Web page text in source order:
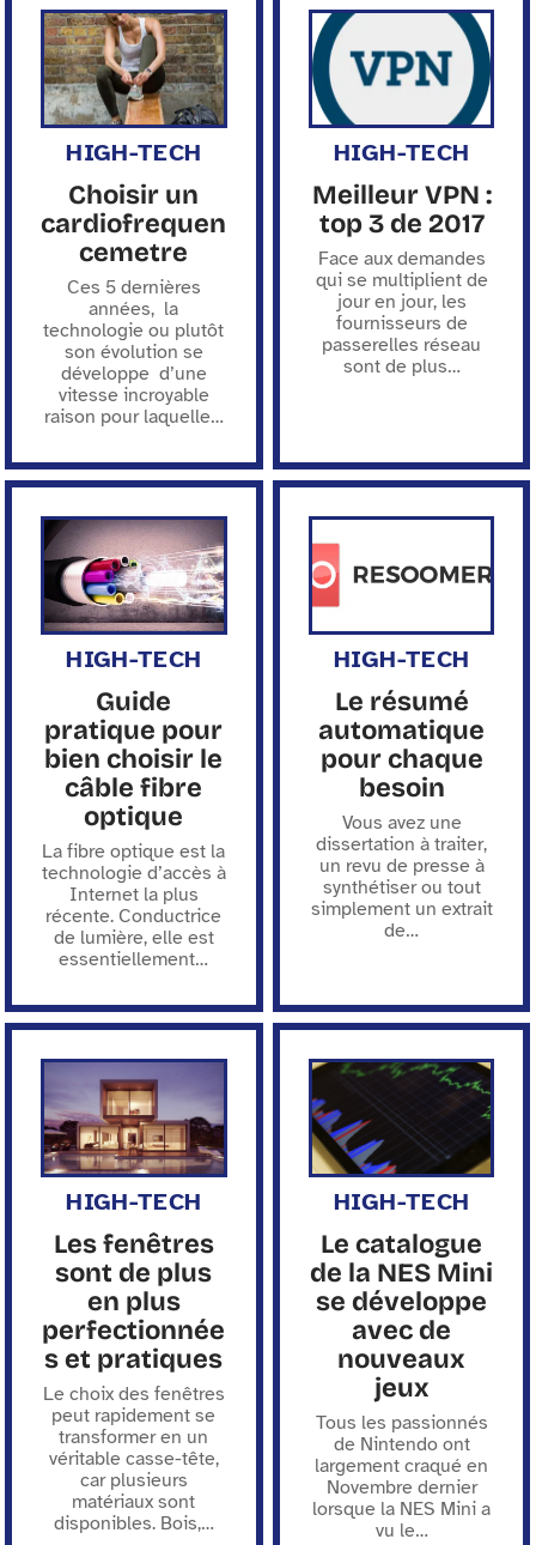
HIGH-TECH
Choisir un
cardiofrequen
cemetre
Ces 5 dernières
années, la
technologie ou plutôt
son évolution se
développe d’une
vitesse incroyable
raison pour laquelle…
HIGH-TECH
Meilleur VPN :
top 3 de 2017
Face aux demandes
qui se multiplient de
jour en jour, les
fournisseurs de
passerelles réseau
sont de plus…
HIGH-TECH
Guide
pratique pour
bien choisir le
câble fibre
optique
La fibre optique est la
technologie d’accès à
Internet la plus
récente. Conductrice
de lumière, elle est
essentiellement…
HIGH-TECH
Le résumé
automatique
pour chaque
besoin
Vous avez une
dissertation à traiter,
un revu de presse à
synthétiser ou tout
simplement un extrait
de…
HIGH-TECH
Les fenêtres
sont de plus
en plus
perfectionnée
s et pratiques
Le choix des fenêtres
peut rapidement se
transformer en un
véritable casse-tête,
car plusieurs
matériaux sont
disponibles. Bois,…
HIGH-TECH
Le catalogue
de la NES Mini
se développe
avec de
nouveaux
jeux
Tous les passionnés
de Nintendo ont
largement craqué en
Novembre dernier
lorsque la NES Mini a
vu le…